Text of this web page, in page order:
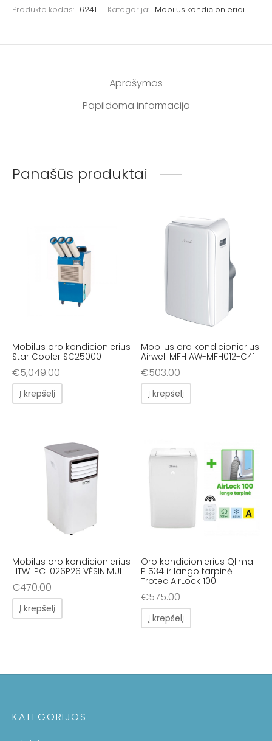
Produkto kodas: 6241 Kategorija: Mobilūs kondicionieriai
Aprašymas
Papildoma informacija
Panašūs produktai
Mobilus oro kondicionierius
Star Cooler SC25000
€5,049.00
Į krepšelį
Mobilus oro kondicionierius
Airwell MFH AW-MFH012-C41
€503.00
Į krepšelį
Mobilus oro kondicionierius
HTW-PC-026P26 VĖSINIMUI
€470.00
Į krepšelį
Oro kondicionierius Qlima
P 534 ir lango tarpinė
Trotec AirLock 100
€575.00
Į krepšelį
KATEGORIJOS